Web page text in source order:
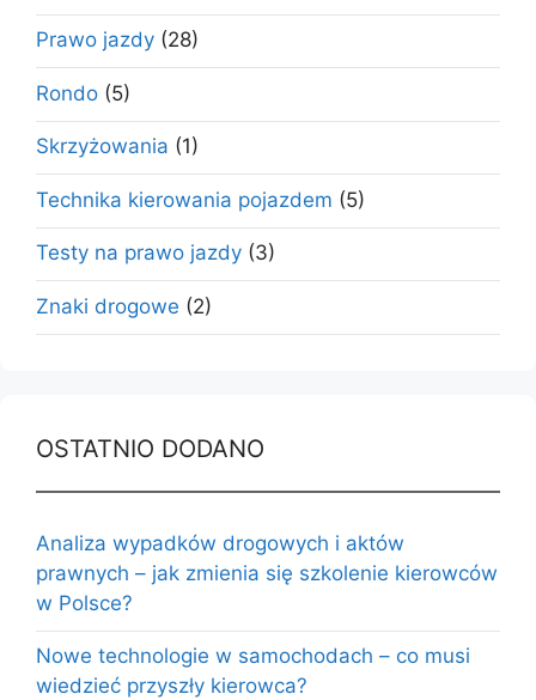
Prawo jazdy (28)
Rondo (5)
Skrzyżowania (1)
Technika kierowania pojazdem (5)
Testy na prawo jazdy (3)
Znaki drogowe (2)
OSTATNIO DODANO
Analiza wypadków drogowych i aktów
prawnych – jak zmienia się szkolenie kierowców
w Polsce?
Nowe technologie w samochodach – co musi
wiedzieć przyszły kierowca?